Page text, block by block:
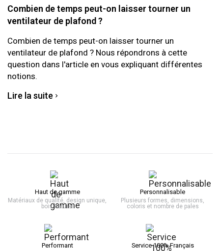
Combien de temps peut-on laisser tourner un
ventilateur de plafond ?
Combien de temps peut-on laisser tourner un
ventilateur de plafond ? Nous répondrons à cette
question dans l'article en vous expliquant différentes
notions.
Lire la suite
Haut de gamme
Matériaux de qualité, design unique,
bois naturel
Personnalisable
Plusieurs formes, dimensions,
coloris et nombre de pales
Performant Service 100% Français